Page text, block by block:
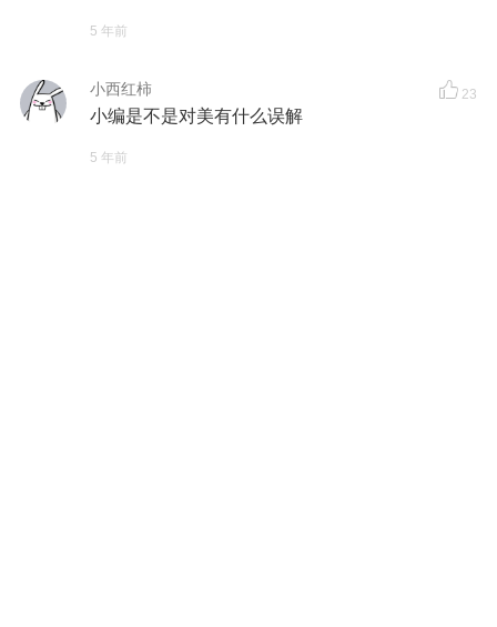
5 年前
小西红柿 23
小编是不是对美有什么误解
5 年前